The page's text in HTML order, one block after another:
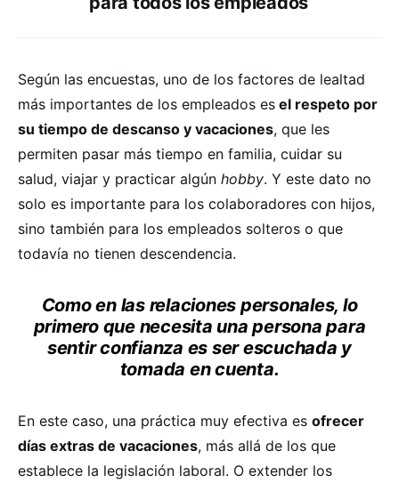
Según las encuestas, uno de los factores de lealtad
más importantes de los empleados es el respeto por
su tiempo de descanso y vacaciones, que les
permiten pasar más tiempo en familia, cuidar su
salud, viajar y practicar algún hobby. Y este dato no
solo es importante para los colaboradores con hijos,
sino también para los empleados solteros o que
todavía no tienen descendencia.
Como en las relaciones personales, lo
primero que necesita una persona para
sentir confianza es ser escuchada y
tomada en cuenta.
En este caso, una práctica muy efectiva es ofrecer
días extras de vacaciones, más allá de los que
establece la legislación laboral. O extender los